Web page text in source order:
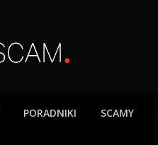
PORADNIKI SCAMY